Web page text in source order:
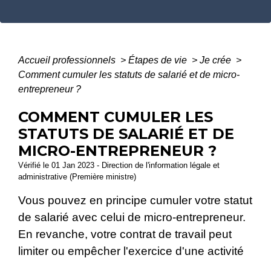
Accueil professionnels > Étapes de vie > Je crée >
Comment cumuler les statuts de salarié et de micro-
entrepreneur ?
COMMENT CUMULER LES
STATUTS DE SALARIÉ ET DE
MICRO-ENTREPRENEUR ?
Vérifié le 01 Jan 2023 - Direction de l'information légale et
administrative (Première ministre)
Vous pouvez en principe cumuler votre statut
de salarié avec celui de micro-entrepreneur.
En revanche, votre contrat de travail peut
limiter ou empêcher l'exercice d'une activité